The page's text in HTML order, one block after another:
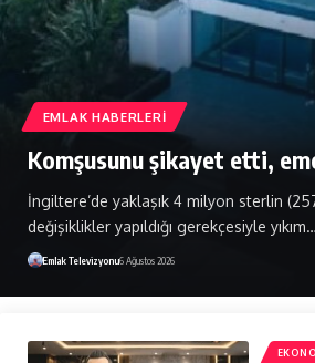
Burdur’da ormanlık alanda
kararı: Bölgede 132 bin
Çevre, Şehircilik ve İklim Değişikliği
kapasite artışına “ÇED Olumlu” kararı
Emlak Televizyonu6 Ağustos 2026